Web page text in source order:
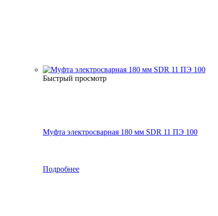
Быстрый просмотр
Муфта электросварная 180 мм SDR 11 ПЭ 100
Подробнее